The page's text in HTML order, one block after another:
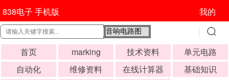
838电子 手机版 我的
首页 marking 技术资料
单元电路
自动化
维修资料 在线计算器
基础知识